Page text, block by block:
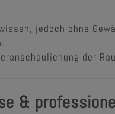
jedoch ohne
der
&